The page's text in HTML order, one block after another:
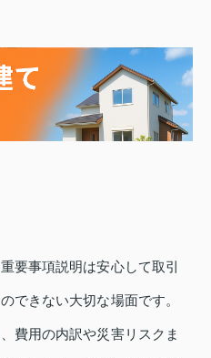
要事項説明は安心して取引
できない大切な場面です。
費用の内訳や災害リスクま